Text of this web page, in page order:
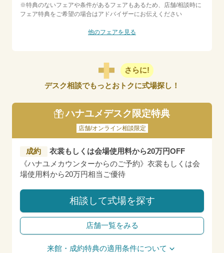
※特典のないフェアや条件があるフェアもあるため、店舗/相談時に
フェア特典をご希望の場合はアドバイザーにお伝えください
他のフェアを見る
さらに!
デスク相談でもっとおトクに式場探し！
ハナユメデスク限定特典
店舗/オンライン相談限定
成約
衣裳もしくは会場使用料から20万円OFF
《ハナユメカウンターからのご予約》衣裳もしくは会
場使用料から20万円相当ご優待
相談して式場を探す
店舗一覧をみる
来館・成約特典の適用条件について